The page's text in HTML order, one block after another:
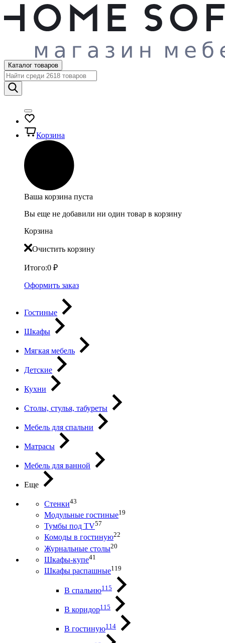
Каталог товаров
Корзина
Ваша корзина пуста
Вы еще не добавили ни один товар в корзину
Корзина
Очистить корзину
Итого:0 ₽
Оформить заказ
Гостиные
Шкафы
Мягкая мебель
Детские
Кухни
Столы, стулья, табуреты
Мебель для спальни
Матрасы
Мебель для ванной
Еще
Стенки43
Модульные гостиные19
Тумбы под ТV57
Комоды в гостиную22
Журнальные столы20
Шкафы-купе41
Шкафы распашные119
В спальню115
В коридор115
В гостиную114